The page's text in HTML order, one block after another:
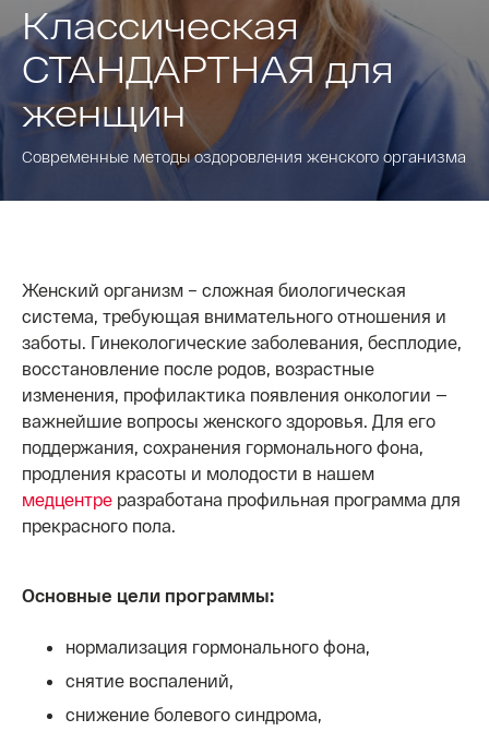
Классическая
СТАНДАРТНАЯ для
женщин
Современные методы оздоровления женского организма
Женский организм – сложная биологическая
система, требующая внимательного отношения и
заботы. Гинекологические заболевания, бесплодие,
восстановление после родов, возрастные
изменения, профилактика появления онкологии —
важнейшие вопросы женского здоровья. Для его
поддержания, сохранения гормонального фона,
продления красоты и молодости в нашем
медцентре разработана профильная программа для
прекрасного пола.
Основные цели программы:
нормализация гормонального фона,
снятие воспалений,
снижение болевого синдрома,